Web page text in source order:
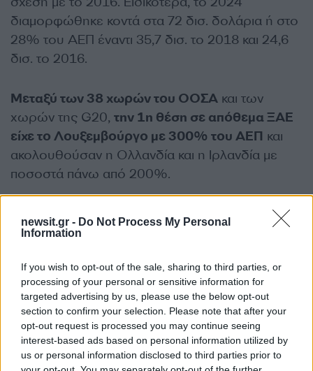
newsit.gr - Do Not Process My Personal
Information
If you wish to opt-out of the sale, sharing to third parties, or
processing of your personal or sensitive information for
targeted advertising by us, please use the below opt-out
section to confirm your selection. Please note that after your
opt-out request is processed you may continue seeing
interest-based ads based on personal information utilized by
us or personal information disclosed to third parties prior to
διαμορφώθηκε κοντά στα 72 δισ. δολάρια ή στο
28% του ΑΕΠ έναντι 35,7 δισ. το 2018 και 24,6
δισ. το 2016.
Μεταξύ των 38 χωρών του ΟΟΣΑ και των
χωρών της G20, την 1η θέση σε απόθεμα ΞΑΕ
είχε το Λουξεμβούργο με 300% του ΑΕΠ και
ακολουθούσαν η Ολλανδία και η Ιρλανδία με
ποσοστά πάνω από 200%.
Αναφορικά με το ποσοστό απόδοσης των ΞΑΕ
στην Ελλάδα, το 2023 ήταν μεγαλύτερο από το
και τη Γαλλία.
ΔΙΑΦΗΜΙΣΗ